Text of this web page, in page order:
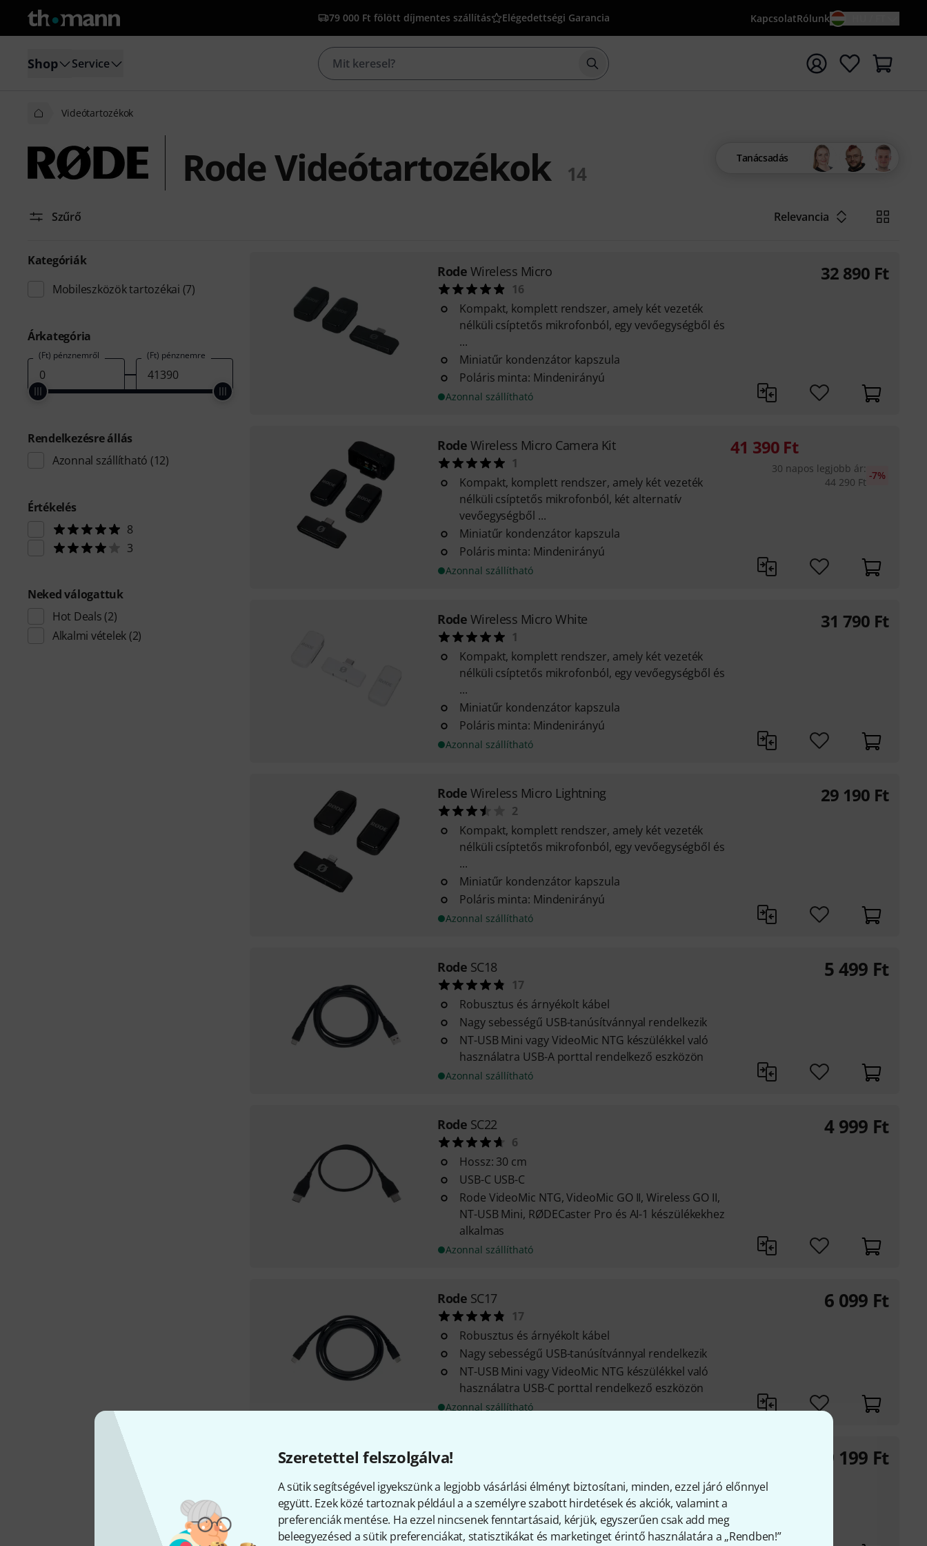
Szeretettel felszolgálva!
A sütik segítségével igyekszünk a legjobb vásárlási élményt biztosítani, minden, ezzel járó előnnyel
együtt. Ezek közé tartoznak például a a személyre szabott hirdetések és akciók, valamint a
preferenciák mentése. Ha ezzel nincsenek fenntartásaid, kérjük, egyszerűen csak add meg
beleegyezésed a sütik preferenciákat, statisztikákat és marketinget érintő használatára a „Rendben!”
79 000 Ft fölött díjmentes szállítás Elégedettségi Garancia KapcsolatRólunk
Shop Service Keresés indítása {searchTerm} keresőszóval
Videótartozékok
Rode Videótartozékok 14
Tanácsadás
Szűrő Relevancia
Kategóriák
Mobileszközök tartozékai (7)
Árkategória
(Ft) pénznemről (Ft) pénznemre
Rendelkezésre állás
Azonnal szállítható (12)
Értékelés
8
3
Neked válogattuk
Hot Deals (2)
Alkalmi vételek (2)
Rode Wireless Micro
16
Kompakt, komplett rendszer, amely két vezeték
nélküli csíptetős mikrofonból, egy vevőegységből és
...
Miniatűr kondenzátor kapszula
Poláris minta: Mindenirányú
Azonnal szállítható
32 890 Ft
Rode Wireless Micro Camera Kit
1
Kompakt, komplett rendszer, amely két vezeték
nélküli csíptetős mikrofonból, két alternatív
vevőegységből ...
Miniatűr kondenzátor kapszula
Poláris minta: Mindenirányú
Azonnal szállítható
41 390 Ft
30 napos legjobb ár:
44 290 Ft
-7%
Rode Wireless Micro White
1
Kompakt, komplett rendszer, amely két vezeték
nélküli csíptetős mikrofonból, egy vevőegységből és
...
Miniatűr kondenzátor kapszula
Poláris minta: Mindenirányú
Azonnal szállítható
31 790 Ft
Rode Wireless Micro Lightning
2
Kompakt, komplett rendszer, amely két vezeték
nélküli csíptetős mikrofonból, egy vevőegységből és
...
Miniatűr kondenzátor kapszula
Poláris minta: Mindenirányú
Azonnal szállítható
29 190 Ft
Rode SC18
17
Robusztus és árnyékolt kábel
Nagy sebességű USB-tanúsítvánnyal rendelkezik
NT-USB Mini vagy VideoMic NTG készülékkel való
használatra USB-A porttal rendelkező eszközön
Azonnal szállítható
5 499 Ft
Rode SC22
6
Hossz: 30 cm
USB-C USB-C
Rode VideoMic NTG, VideoMic GO II, Wireless GO II,
NT-USB Mini, RØDECaster Pro és AI-1 készülékekhez
alkalmas
Azonnal szállítható
4 999 Ft
Rode SC17
17
Robusztus és árnyékolt kábel
Nagy sebességű USB-tanúsítvánnyal rendelkezik
NT-USB Mini vagy VideoMic NTG készülékkel való
használatra USB-C porttal rendelkező eszközön
Azonnal szállítható
6 099 Ft
Rode
Hossz: 30 cm
USB-C Lightning
Digitális hangátvitelhez
9 199 Ft